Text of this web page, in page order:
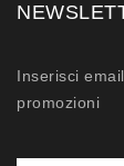
Inserisci
promozioni